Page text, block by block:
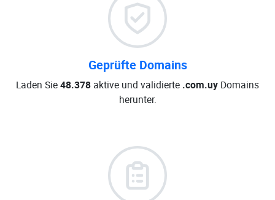
Geprüfte Domains
Laden Sie48.378 aktive und validierte .com.uy Domains
herunter.